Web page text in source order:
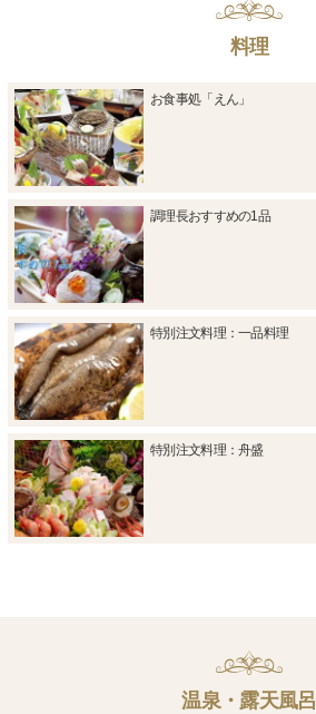
料理
お食事処「えん」
調理長おすすめの1品
特別注文料理：一品料理
特別注文料理：舟盛
温泉・露天風呂